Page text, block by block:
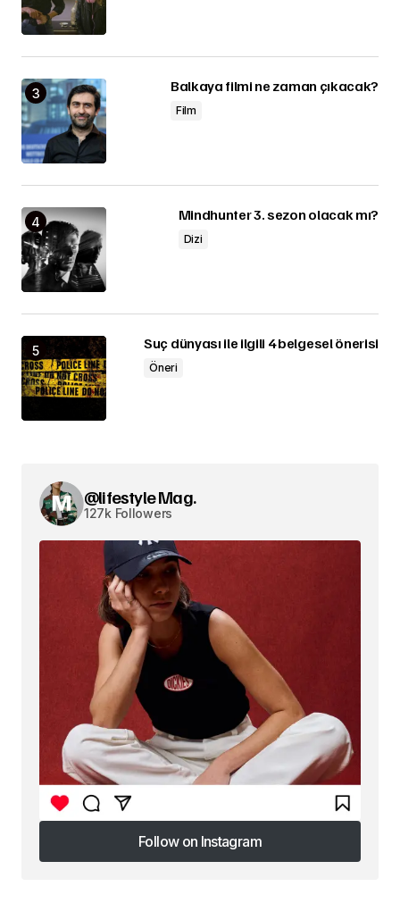
Balkaya filmi ne zaman çıkacak?
Film
Mindhunter 3. sezon olacak mı?
Dizi
Suç dünyası ile ilgili 4 belgesel önerisi
Öneri
@lifestyle Mag.
127k Followers
Follow on Instagram
Follow on Instagram